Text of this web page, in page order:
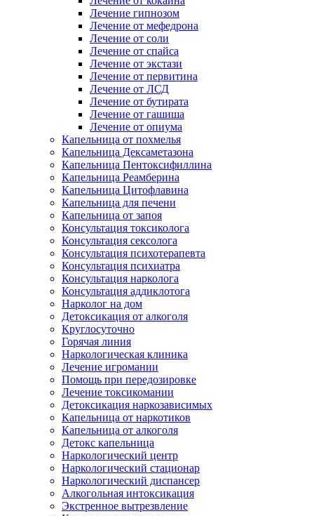
Лечение гипнозом
Лечение от мефедрона
Лечение от соли
Лечение от спайса
Лечение от экстази
Лечение от первитина
Лечение от ЛСД
Лечение от бутирата
Лечение от гашиша
Лечение от опиума
Капельница от похмелья
Капельница Дексаметазона
Капельница Пентоксифиллина
Капельница Реамберина
Капельница Цитофлавина
Капельница для печени
Капельница от запоя
Консультация токсиколога
Консультация сексолога
Консультация психотерапевта
Консультация психиатра
Консультация нарколога
Консультация аддиклотога
Нарколог на дом
Детоксикация от алкоголя
Круглосуточно
Горячая линия
Наркологическая клиника
Лечение игромании
Помощь при передозировке
Лечение токсикомании
Детоксикация наркозависимых
Капельница от наркотиков
Капельница от алкоголя
Детокс капельница
Наркологический центр
Наркологический стационар
Наркологический диспансер
Алкогольная интоксикация
Экстренное вытрезвление